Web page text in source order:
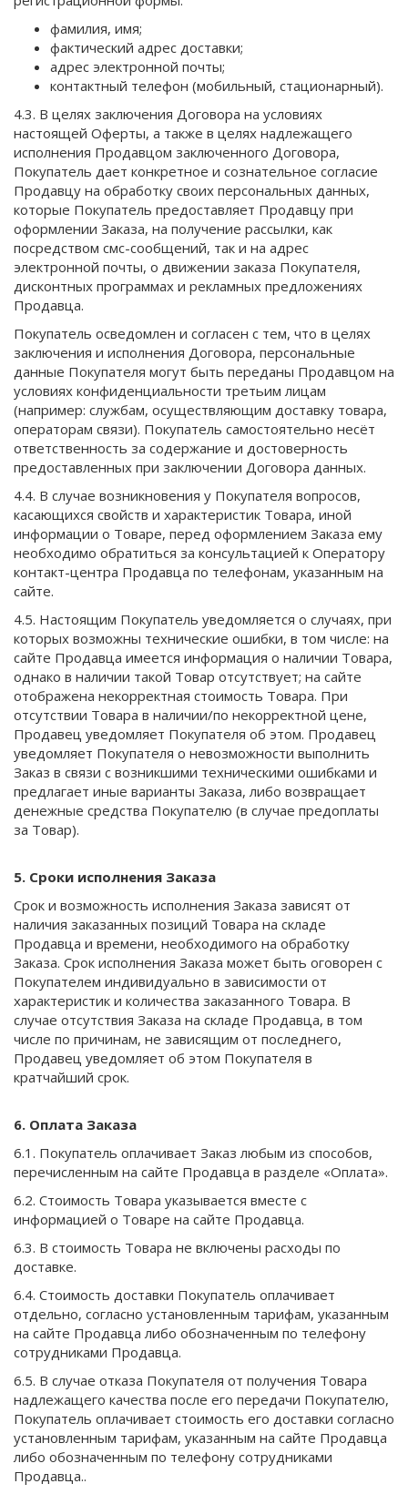
фамилия, имя;
фактический адрес доставки;
адрес электронной почты;
контактный телефон (мобильный, стационарный).
4.3. В целях заключения Договора на условиях
настоящей Оферты, а также в целях надлежащего
исполнения Продавцом заключенного Договора,
Покупатель дает конкретное и сознательное согласие
Продавцу на обработку своих персональных данных,
которые Покупатель предоставляет Продавцу при
оформлении Заказа, на получение рассылки, как
посредством смс-сообщений, так и на адрес
электронной почты, о движении заказа Покупателя,
дисконтных программах и рекламных предложениях
Продавца.
Покупатель осведомлен и согласен с тем, что в целях
заключения и исполнения Договора, персональные
данные Покупателя могут быть переданы Продавцом на
условиях конфиденциальности третьим лицам
(например: службам, осуществляющим доставку товара,
операторам связи). Покупатель самостоятельно несёт
ответственность за содержание и достоверность
предоставленных при заключении Договора данных.
4.4. В случае возникновения у Покупателя вопросов,
касающихся свойств и характеристик Товара, иной
информации о Товаре, перед оформлением Заказа ему
необходимо обратиться за консультацией к Оператору
контакт-центра Продавца по телефонам, указанным на
сайте.
4.5. Настоящим Покупатель уведомляется о случаях, при
которых возможны технические ошибки, в том числе: на
сайте Продавца имеется информация о наличии Товара,
однако в наличии такой Товар отсутствует; на сайте
отображена некорректная стоимость Товара. При
отсутствии Товара в наличии/по некорректной цене,
Продавец уведомляет Покупателя об этом. Продавец
уведомляет Покупателя о невозможности выполнить
Заказ в связи с возникшими техническими ошибками и
предлагает иные варианты Заказа, либо возвращает
денежные средства Покупателю (в случае предоплаты
за Товар).
5. Сроки исполнения Заказа
Срок и возможность исполнения Заказа зависят от
наличия заказанных позиций Товара на складе
Продавца и времени, необходимого на обработку
Заказа. Срок исполнения Заказа может быть оговорен с
Покупателем индивидуально в зависимости от
характеристик и количества заказанного Товара. В
случае отсутствия Заказа на складе Продавца, в том
числе по причинам, не зависящим от последнего,
Продавец уведомляет об этом Покупателя в
кратчайший срок.
6. Оплата Заказа
6.1. Покупатель оплачивает Заказ любым из способов,
перечисленным на сайте Продавца в разделе «Оплата».
6.2. Стоимость Товара указывается вместе с
информацией о Товаре на сайте Продавца.
6.3. В стоимость Товара не включены расходы по
доставке.
6.4. Стоимость доставки Покупатель оплачивает
отдельно, согласно установленным тарифам, указанным
на сайте Продавца либо обозначенным по телефону
сотрудниками Продавца.
6.5. В случае отказа Покупателя от получения Товара
надлежащего качества после его передачи Покупателю,
Покупатель оплачивает стоимость его доставки согласно
установленным тарифам, указанным на сайте Продавца
либо обозначенным по телефону сотрудниками
Продавца..